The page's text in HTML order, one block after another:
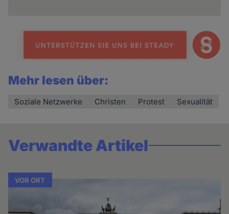
Mehr lesen über:
Soziale Netzwerke Christen Protest Sexualität
Verwandte Artikel
VOR ORT